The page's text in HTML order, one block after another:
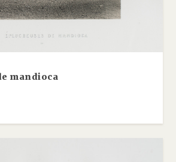
mandioca